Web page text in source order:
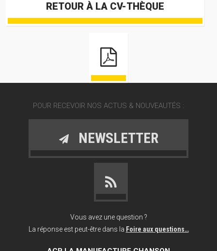
RETOUR À LA CV-THÈQUE
POUR RECEVOIR NOS ACTUS & NOUVEAUTÉS :
NEWSLETTER
Vous avez une question ?
La réponse est peut-être dans la Foire aux questions…